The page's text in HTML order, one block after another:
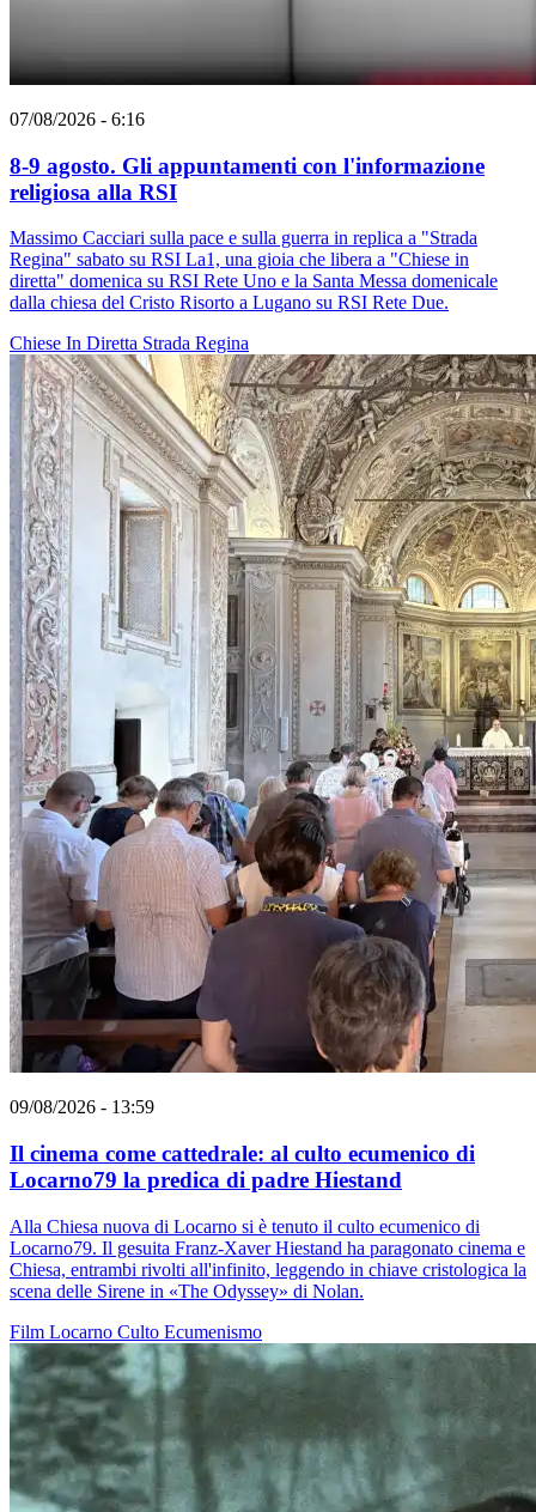
07/08/2026 - 6:16
8-9 agosto. Gli appuntamenti con l'informazione
religiosa alla RSI
Massimo Cacciari sulla pace e sulla guerra in replica a "Strada
Regina" sabato su RSI La1, una gioia che libera a "Chiese in
diretta" domenica su RSI Rete Uno e la Santa Messa domenicale
dalla chiesa del Cristo Risorto a Lugano su RSI Rete Due.
Chiese In Diretta Strada Regina
09/08/2026 - 13:59
Il cinema come cattedrale: al culto ecumenico di
Locarno79 la predica di padre Hiestand
Alla Chiesa nuova di Locarno si è tenuto il culto ecumenico di
Locarno79. Il gesuita Franz-Xaver Hiestand ha paragonato cinema e
Chiesa, entrambi rivolti all'infinito, leggendo in chiave cristologica la
scena delle Sirene in «The Odyssey» di Nolan.
Film Locarno Culto Ecumenismo